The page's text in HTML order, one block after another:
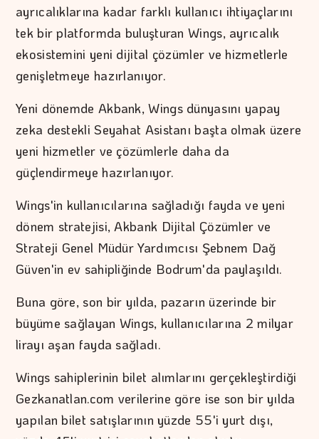
ayrıcalıklarına kadar farklı kullanıcı ihtiyaçlarını
tek bir platformda buluşturan Wings, ayrıcalık
ekosistemini yeni dijital çözümler ve hizmetlerle
genişletmeye hazırlanıyor.
Yeni dönemde Akbank, Wings dünyasını yapay
zeka destekli Seyahat Asistanı başta olmak üzere
yeni hizmetler ve çözümlerle daha da
güçlendirmeye hazırlanıyor.
Wings'in kullanıcılarına sağladığı fayda ve yeni
dönem stratejisi, Akbank Dijital Çözümler ve
Strateji Genel Müdür Yardımcısı Şebnem Dağ
Güven'in ev sahipliğinde Bodrum'da paylaşıldı.
Buna göre, son bir yılda, pazarın üzerinde bir
büyüme sağlayan Wings, kullanıcılarına 2 milyar
lirayı aşan fayda sağladı.
Wings sahiplerinin bilet alımlarını gerçekleştirdiği
Gezkanatlan.com verilerine göre ise son bir yılda
yapılan bilet satışlarının yüzde 55'i yurt dışı,